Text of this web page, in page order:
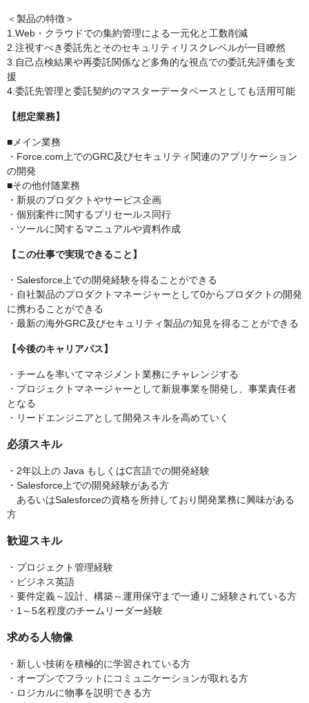
＜製品の特徴＞
1.Web・クラウドでの集約管理による一元化と工数削減
2.注視すべき委託先とそのセキュリティリスクレベルが一目瞭然
3.自己点検結果や再委託関係など多角的な視点での委託先評価を支
援
4.委託先管理と委託契約のマスターデータベースとしても活用可能
【想定業務】
■メイン業務
・Force.com上でのGRC及びセキュリティ関連のアプリケーション
の開発
■その他付随業務
・新規のプロダクトやサービス企画
・個別案件に関するプリセールス同行
・ツールに関するマニュアルや資料作成
【この仕事で実現できること】
・Salesforce上での開発経験を得ることができる
・自社製品のプロダクトマネージャーとして0からプロダクトの開発
に携わることができる
・最新の海外GRC及びセキュリティ製品の知見を得ることができる
【今後のキャリアパス】
・チームを率いてマネジメント業務にチャレンジする
・プロジェクトマネージャーとして新規事業を開発し、事業責任者
となる
・リードエンジニアとして開発スキルを高めていく
必須スキル
・2年以上の Java もしくはC言語での開発経験
・Salesforce上での開発経験がある方
あるいはSalesforceの資格を所持しており開発業務に興味がある
方
歓迎スキル
・プロジェクト管理経験
・ビジネス英語
・要件定義～設計、構築～運用保守まで一通りご経験されている方
・1～5名程度のチームリーダー経験
求める人物像
・新しい技術を積極的に学習されている方
・オープンでフラットにコミュニケーションが取れる方
・ロジカルに物事を説明できる方